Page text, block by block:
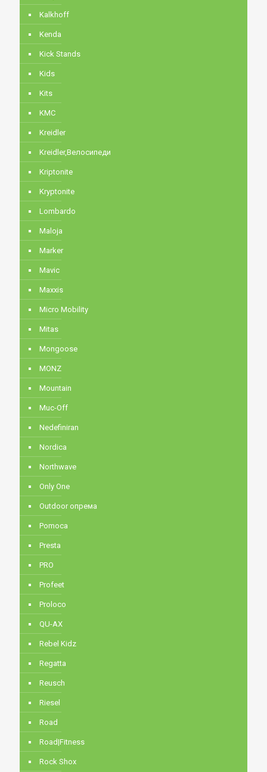
Kalkhoff
Kenda
Kick Stands
Kids
Kits
KMC
Kreidler
Kreidler,Велосипеди
Kriptonite
Kryptonite
Lombardo
Maloja
Marker
Mavic
Maxxis
Micro Mobility
Mitas
Mongoose
MONZ
Mountain
Muc-Off
Nedefiniran
Nordica
Northwave
Only One
Outdoor опрема
Pomoca
Presta
PRO
Profeet
Proloco
QU-AX
Rebel Kidz
Regatta
Reusch
Riesel
Road
Road|Fitness
Rock Shox